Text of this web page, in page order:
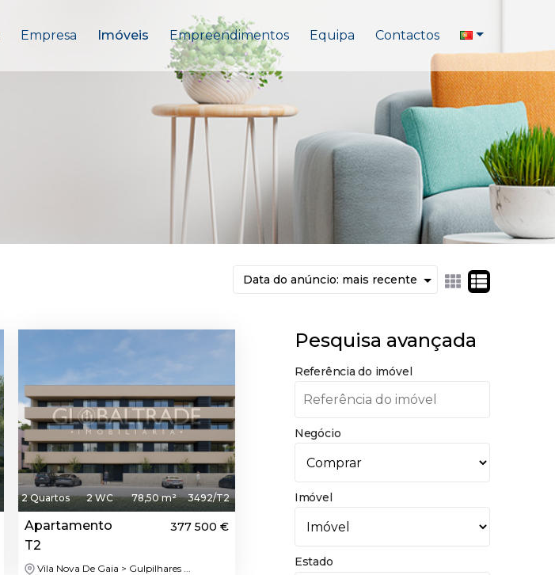
Empresa Imóveis Empreendimentos Equipa Contactos
2 Quartos 2 WC 78,50 m² 3492/T2
Apartamento
T2
377 500 €
Vila Nova De Gaia > Gulpilhares ...
Pesquisa avançada
Referência do imóvel
Negócio
Imóvel
Estado